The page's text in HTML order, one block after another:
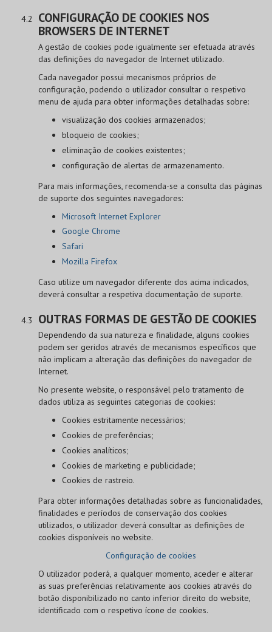
CONFIGURAÇÃO DE COOKIES NOS
BROWSERS DE INTERNET
A gestão de cookies pode igualmente ser efetuada através
das definições do navegador de Internet utilizado.
Cada navegador possui mecanismos próprios de
configuração, podendo o utilizador consultar o respetivo
menu de ajuda para obter informações detalhadas sobre:
visualização dos cookies armazenados;
bloqueio de cookies;
eliminação de cookies existentes;
configuração de alertas de armazenamento.
Para mais informações, recomenda-se a consulta das páginas
de suporte dos seguintes navegadores:
Microsoft Internet Explorer
Google Chrome
Safari
Mozilla Firefox
Caso utilize um navegador diferente dos acima indicados,
deverá consultar a respetiva documentação de suporte.
OUTRAS FORMAS DE GESTÃO DE COOKIES
Dependendo da sua natureza e finalidade, alguns cookies
podem ser geridos através de mecanismos específicos que
não implicam a alteração das definições do navegador de
Internet.
No presente website, o responsável pelo tratamento de
dados utiliza as seguintes categorias de cookies:
Cookies estritamente necessários;
Cookies de preferências;
Cookies analíticos;
Cookies de marketing e publicidade;
Cookies de rastreio.
Para obter informações detalhadas sobre as funcionalidades,
finalidades e períodos de conservação dos cookies
utilizados, o utilizador deverá consultar as definições de
cookies disponíveis no website.
Configuração de cookies
O utilizador poderá, a qualquer momento, aceder e alterar
as suas preferências relativamente aos cookies através do
botão disponibilizado no canto inferior direito do website,
identificado com o respetivo ícone de cookies.